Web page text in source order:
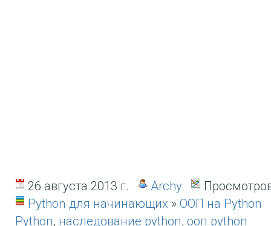
26 августа 2013 г. Archy
Python для начинающих » ООП на Python
Python, наследование python, ооп python